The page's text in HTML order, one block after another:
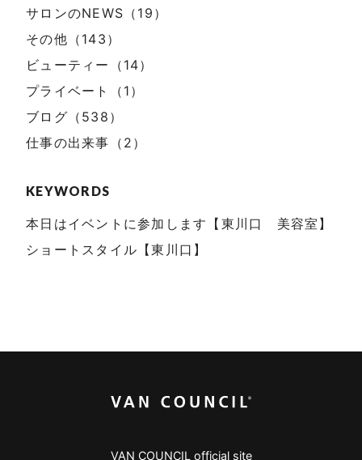
サロンのNEWS（19）
その他（143）
ビューティー（14）
プライベート（1）
ブログ（538）
仕事の出来事（2）
KEYWORDS
本日はイベントに参加します【東川口 美容室】
ショートスタイル【東川口】
VAN COUNCIL official site